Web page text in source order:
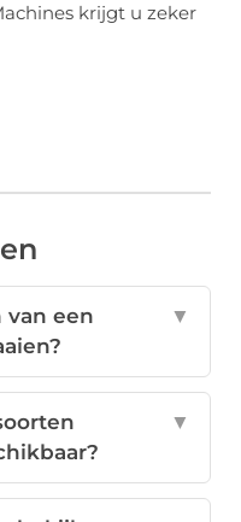
krijgt u zeker
van een
▼
▼